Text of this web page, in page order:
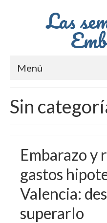
Las
Menú
Segundo Trimestre
Blog
Sin
Embarazo y
gastos
Valencia:
superarlo